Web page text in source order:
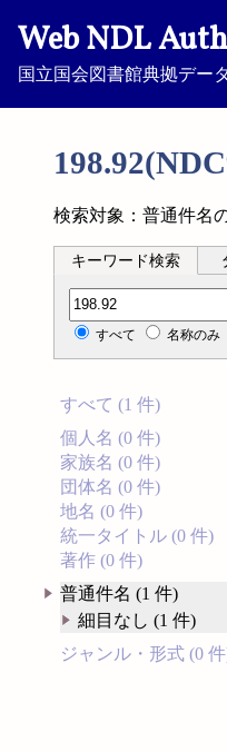
Web NDL
国立国会図書館典拠デー
検索対象：普通件名
キーワード検索
分類記号検索
すべて 名称のみ
すべて (1 件)
個人名 (0 件)
家族名 (0 件)
団体名 (0 件)
地名 (0 件)
統一タイトル (0 件)
著作 (0 件)
普通件名 (1 件)
細目なし (1 件)
ジャンル・形式 (0